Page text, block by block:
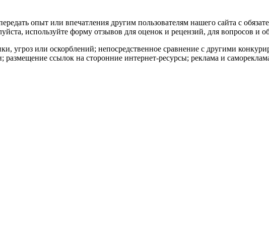
опыт или впечатления другим пользователям нашего сайта с
используйте форму отзывов для оценок и рецензий, для вопросов и
угроз или оскорблений; непосредственное сравнение с другими
ссылок на сторонние интернет-ресурсы; реклама и